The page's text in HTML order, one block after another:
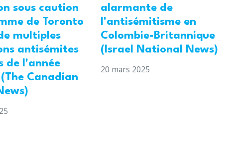
sous caution
de Toronto
multiples
antisémites
de l'année
Canadian
alarmante de
l'antisémitisme en
Colombie-Britannique
(Israel National News)
20 mars 2025